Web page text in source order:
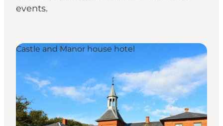
events.
Castle and Manor house hotel